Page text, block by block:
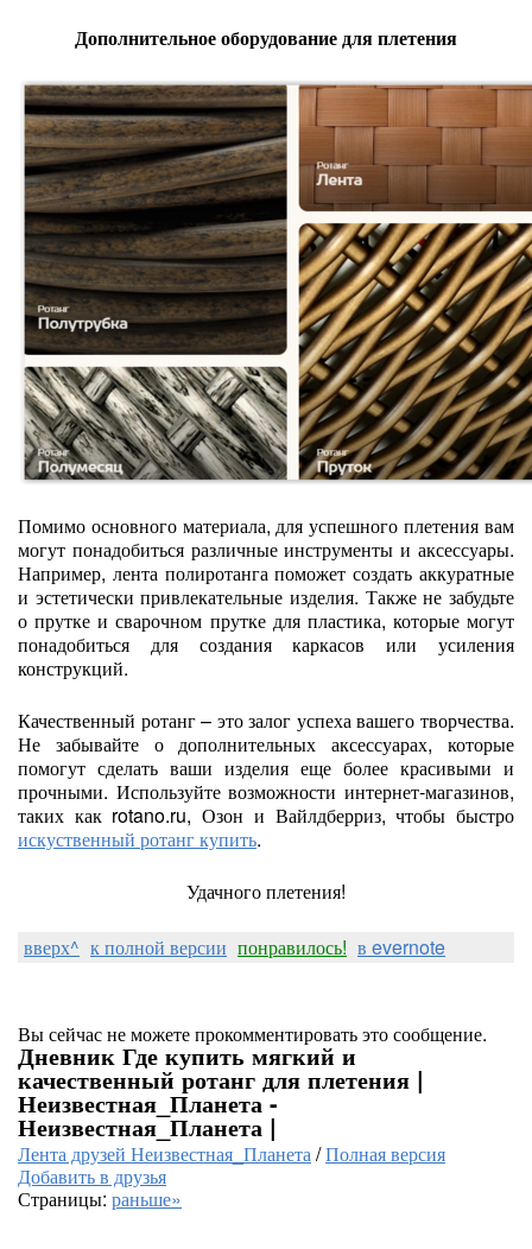
Дополнительное оборудование для плетения
Помимо основного материала, для успешного плетения вам
могут понадобиться различные инструменты и аксессуары.
Например, лента полиротанга поможет создать аккуратные
и эстетически привлекательные изделия. Также не забудьте
о прутке и сварочном прутке для пластика, которые могут
понадобиться для создания каркасов или усиления
конструкций.
Качественный ротанг – это залог успеха вашего творчества.
Не забывайте о дополнительных аксессуарах, которые
помогут сделать ваши изделия еще более красивыми и
прочными. Используйте возможности интернет-магазинов,
таких как rotano.ru, Озон и Вайлдберриз, чтобы быстро
искуственный ротанг купить.
Удачного плетения!
вверх^ к полной версии понравилось! в evernote
Вы сейчас не можете прокомментировать это сообщение.
Дневник Где купить мягкий и
качественный ротанг для плетения |
Неизвестная_Планета -
Неизвестная_Планета |
Лента друзей Неизвестная_Планета/Полная версия
Добавить в друзья
Страницы: раньше»